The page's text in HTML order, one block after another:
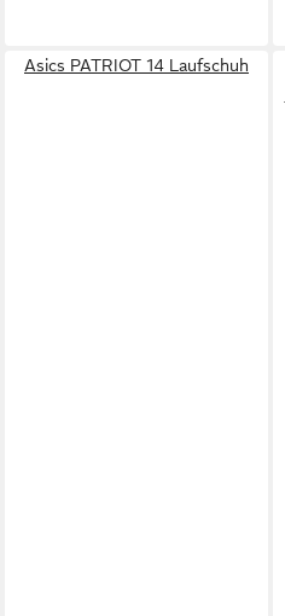
Asics PATRIOT 14 Laufschuh